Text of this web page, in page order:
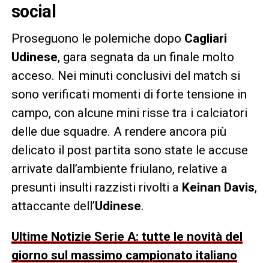
social
Proseguono le polemiche dopo Cagliari
Udinese, gara segnata da un finale molto
acceso. Nei minuti conclusivi del match si
sono verificati momenti di forte tensione in
campo, con alcune mini risse tra i calciatori
delle due squadre. A rendere ancora più
delicato il post partita sono state le accuse
arrivate dall’ambiente friulano, relative a
presunti insulti razzisti rivolti a Keinan Davis,
attaccante dell’Udinese.
Ultime Notizie Serie A: tutte le novità del
giorno sul massimo campionato italiano